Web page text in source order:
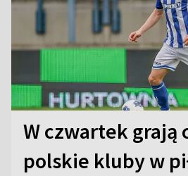
W czwartek grają
polskie kluby w